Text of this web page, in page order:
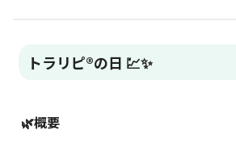
トラリピ®の日 💹✨
🌿概要